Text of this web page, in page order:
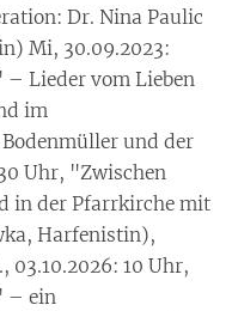
Dr. Nina Paulic
Mi, 30.09.2023:
Lieder vom Lieben
im
und der
Uhr, "Zwischen
in der Pfarrkirche mit
Harfenistin),
03.10.2026: 10 Uhr,
– ein